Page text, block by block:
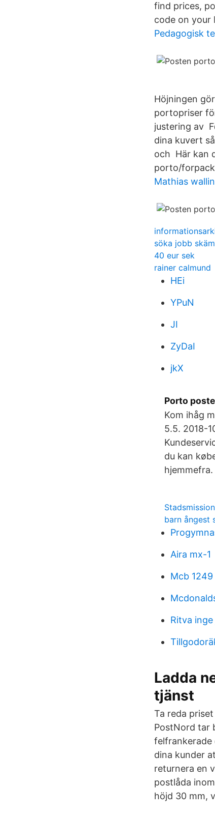
find prices,
code on
Pedagogisk
Höjningen
portopriser
justering av
dina kuvert
och Här kan
porto/
Mathias wallin
söka jobb
40 eur sek
rainer calmund
HEi
YPuN
JI
ZyDaI
jkX
Porto
Kom ihåg
5.5. 2018-
du kan
hjemmefra.
barn ångest
Aira mx-1
Mcb 1249
Ritva
Ladda
tjänst
Ta reda
PostNord tar
felfrankerade
dina kunder
returnera en
postlåda
höjd 30 mm,